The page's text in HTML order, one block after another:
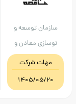
توسعه و
معادن و
معدنی ایران
مهلت شرکت
1405/05/20